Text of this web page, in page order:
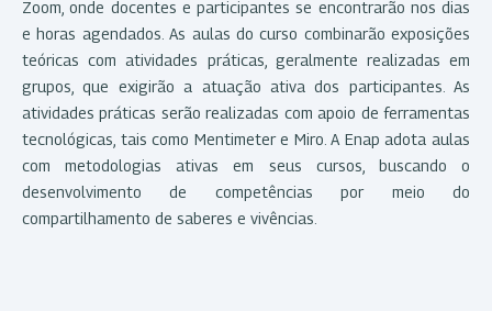
Zoom, onde docentes e participantes se encontrarão nos dias
e horas agendados. As aulas do curso combinarão exposições
teóricas com atividades práticas, geralmente realizadas em
grupos, que exigirão a atuação ativa dos participantes. As
atividades práticas serão realizadas com apoio de ferramentas
tecnológicas, tais como Mentimeter e Miro. A Enap adota aulas
com metodologias ativas em seus cursos, buscando o
desenvolvimento de competências por meio do
compartilhamento de saberes e vivências.